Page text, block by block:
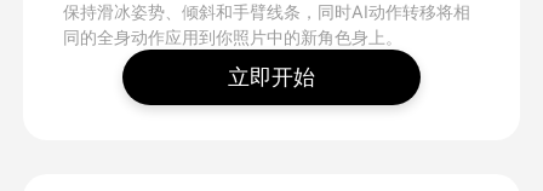
保持滑冰姿势、倾斜和手臂线条，同时AI动作转移将相
同的全身动作应用到你照片中的新角色身上。
立即开始